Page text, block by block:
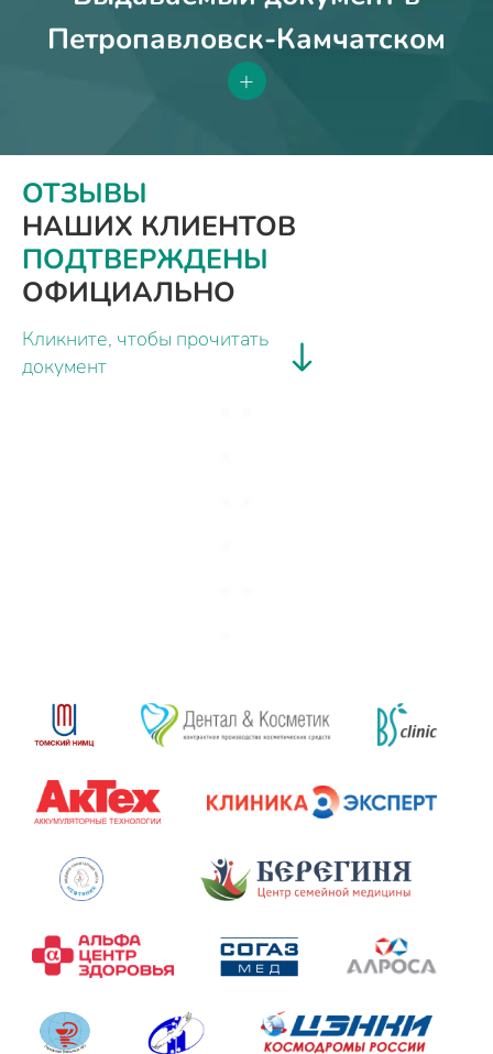
Петропавловск-Камчатском
+
ОТЗЫВЫ
НАШИХ КЛИЕНТОВ
ПОДТВЕРЖДЕНЫ
ОФИЦИАЛЬНО
Кликните, чтобы прочитать
документ